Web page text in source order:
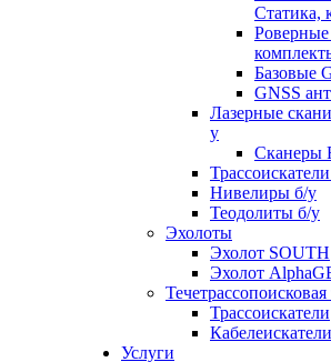
Статика,
Базовые
GNSS
Лазерные
у
Сканеры
Нивелиры б/у
Теодолиты б/у
Эхолоты
Эхолот SOUTH
Эхолот
Трассоискатели
Кабелеискатели
Услуги